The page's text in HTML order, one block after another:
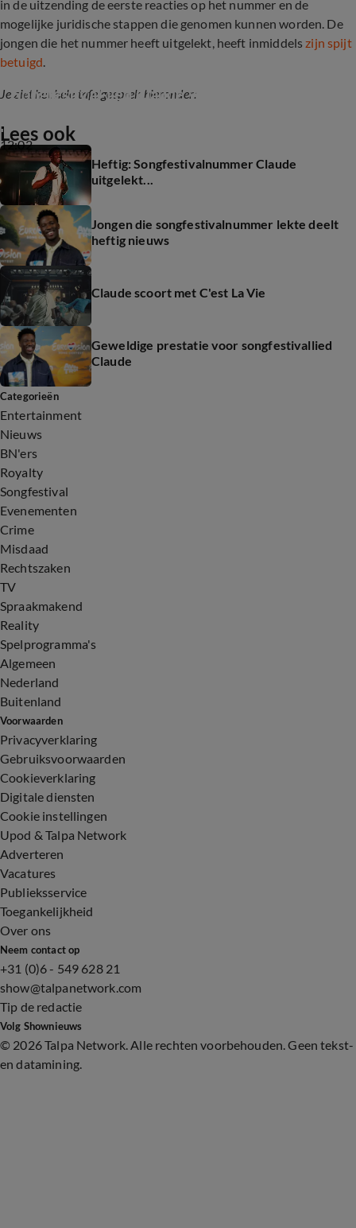
in de uitzending de eerste reacties op het nummer en de
mogelijke juridische stappen die genomen kunnen worden. De
jongen die het nummer heeft uitgelekt, heeft inmiddels zijn spijt
betuigd.
Je ziet het hele tafelgesprek hieronder:
12:02
Songfestival-lied Claude vroegtijdig uitgelekt
Lees ook
Heftig: Songfestivalnummer Claude
uitgelekt...
Jongen die songfestivalnummer lekte deelt
heftig nieuws
Claude scoort met C'est La Vie
Geweldige prestatie voor songfestivallied
Claude
Categorieën
Entertainment
Nieuws
BN'ers
Royalty
Songfestival
Evenementen
Crime
Misdaad
Rechtszaken
TV
Spraakmakend
Reality
Spelprogramma's
Algemeen
Nederland
Buitenland
Voorwaarden
Privacyverklaring
Gebruiksvoorwaarden
Cookieverklaring
Digitale diensten
Cookie instellingen
Upod & Talpa Network
Adverteren
Vacatures
Publieksservice
Toegankelijkheid
Over ons
Neem contact op
+31 (0)6 - 549 628 21
show@talpanetwork.com
Tip de redactie
Volg Shownieuws
© 2026 Talpa Network. Alle rechten voorbehouden. Geen tekst-
en datamining.